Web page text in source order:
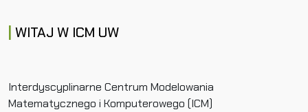
WITAJ W ICM UW
Interdyscyplinarne Centrum Modelowania
Matematycznego i Komputerowego (ICM)